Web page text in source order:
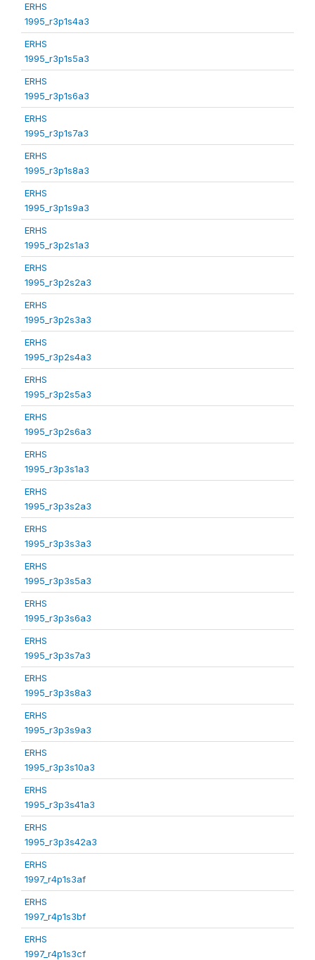
ERHS
1995_r3p1s4a3
ERHS
1995_r3p1s5a3
ERHS
1995_r3p1s6a3
ERHS
1995_r3p1s7a3
ERHS
1995_r3p1s8a3
ERHS
1995_r3p1s9a3
ERHS
1995_r3p2s1a3
ERHS
1995_r3p2s2a3
ERHS
1995_r3p2s3a3
ERHS
1995_r3p2s4a3
ERHS
1995_r3p2s5a3
ERHS
1995_r3p2s6a3
ERHS
1995_r3p3s1a3
ERHS
1995_r3p3s2a3
ERHS
1995_r3p3s3a3
ERHS
1995_r3p3s5a3
ERHS
1995_r3p3s6a3
ERHS
1995_r3p3s7a3
ERHS
1995_r3p3s8a3
ERHS
1995_r3p3s9a3
ERHS
1995_r3p3s10a3
ERHS
1995_r3p3s41a3
ERHS
1995_r3p3s42a3
ERHS
1997_r4p1s3af
ERHS
1997_r4p1s3bf
ERHS
1997_r4p1s3cf